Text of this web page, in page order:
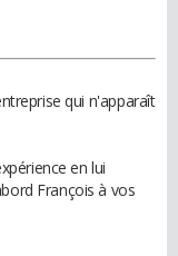
qui n'apparaît
en lui
François à vos